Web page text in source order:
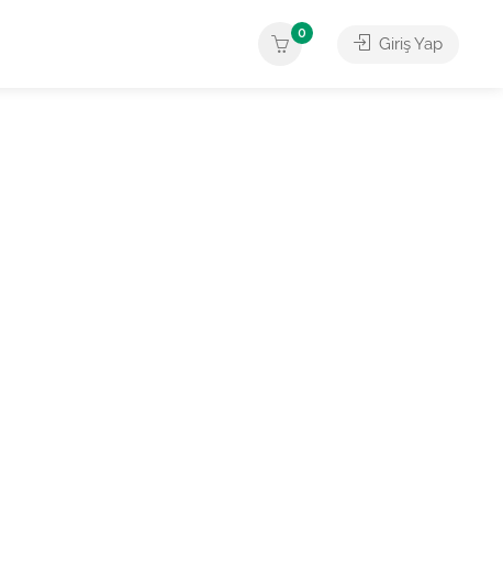
0
Giriş Yap